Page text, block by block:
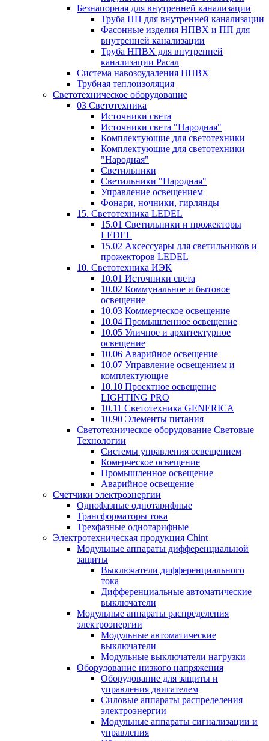
Безнапорная для внутренней канализации
Труба ПП для внутренней канализации
Фасонные изделия НПВХ и ПП для
внутренней канализации
Труба НПВХ для внутренней
канализации Расал
Система навозоудаления НПВХ
Трубная теплоизоляция
Светотехническое оборудование
03 Светотехника
Источники света
Источники света "Народная"
Комплектующие для светотехники
Комплектующие для светотехники
"Народная"
Светильники
Светильники "Народная"
Управление освещением
Фонари, ночники, гирлянды
15. Светотехника LEDEL
15.01 Светильники и прожекторы
LEDEL
15.02 Аксессуары для светильников и
прожекторов LEDEL
10. Светотехника ИЭК
10.01 Источники света
10.02 Коммунальное и бытовое
освещение
10.03 Коммерческое освещение
10.04 Промышленное освещение
10.05 Уличное и архитектурное
освещение
10.06 Аварийное освещение
10.07 Управление освещением и
комплектующие
10.10 Проектное освещение
LIGHTING PRO
10.11 Светотехника GENERICA
10.90 Элементы питания
Светотехническое оборудование Световые
Технологии
Системы управления освещением
Комерческое освещение
Промышленное освещение
Аварийное освещение
Счетчики электроэнергии
Однофазные однотарифные
Трансформаторы тока
Трехфазные однотарифные
Электротехническая продукция Chint
Модульные аппараты дифференциальной
защиты
Выключатели дифференциального
тока
Дифференциальные автоматические
выключатели
Модульные аппараты распределения
электроэнергии
Модульные автоматические
выключатели
Модульные выключатели нагрузки
Оборудование низкого напряжения
Оборудование для защиты и
управления двигателем
Силовые аппараты распределения
электроэнергии
Модульные аппараты сигнализации и
управления